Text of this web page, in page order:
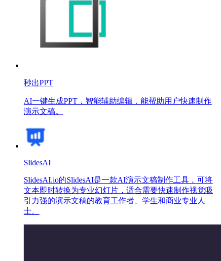
秒出PPT
AI一键生成PPT，智能辅助编辑，能帮助用户快速制作
演示文稿。
SlidesAI
SlidesAI.io的SlidesAI是一款AI演示文稿制作工具，可将
文本即时转换为专业幻灯片，适合需要快速制作视觉吸
引力强的演示文稿的教育工作者、学生和商业专业人
士。